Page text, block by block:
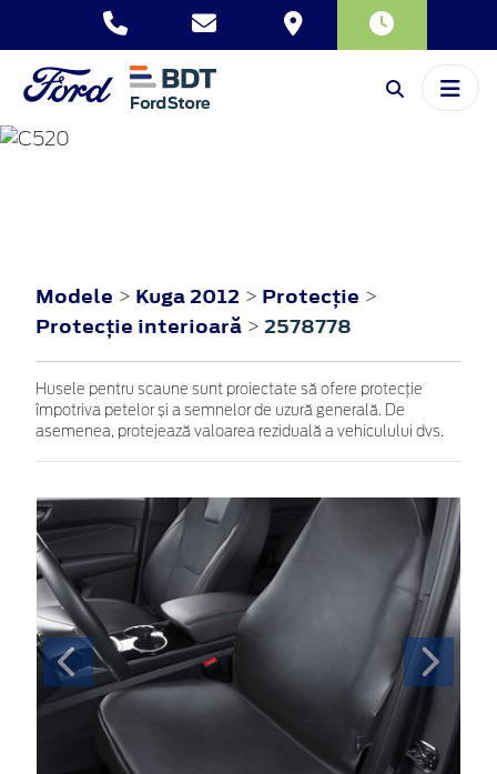
Modele > Kuga 2012 > Protecţie >
Protecţie interioară > 2578778
Husele pentru scaune sunt proiectate să ofere protecție
împotriva petelor și a semnelor de uzură generală. De
asemenea, protejează valoarea reziduală a vehiculului dvs.